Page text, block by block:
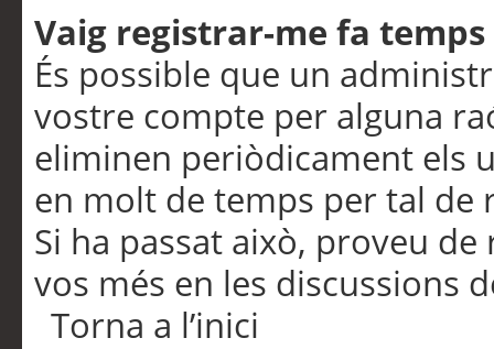
Vaig registrar-me fa
És possible que un
vostre compte per alguna
eliminen periòdicament els
en molt de temps per tal de
Si ha passat això, proveu
vos més en les discussions
Torna a l’inici